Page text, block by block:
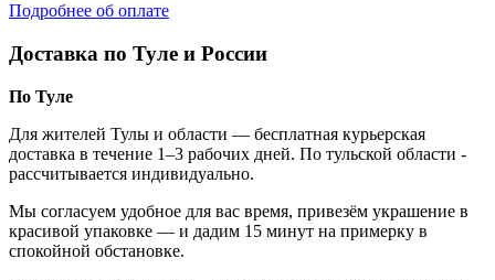
Подробнее об оплате
Доставка по Туле и России
По Туле
Для жителей Тулы и области — бесплатная курьерская
доставка в течение 1–3 рабочих дней. По тульской области -
рассчитывается индивидуально.
Мы согласуем удобное для вас время, привезём украшение в
красивой упаковке — и дадим 15 минут на примерку в
спокойной обстановке.